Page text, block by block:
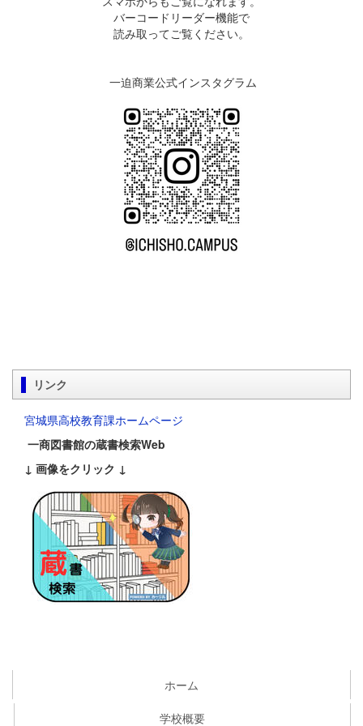
バーコードリーダー機能で
読み取ってご覧ください。
一迫商業公式インスタグラム
リンク
宮城県高校教育課ホームページ
一商図書館の蔵書検索Web
↓ 画像をクリック ↓
ホーム
学校概要